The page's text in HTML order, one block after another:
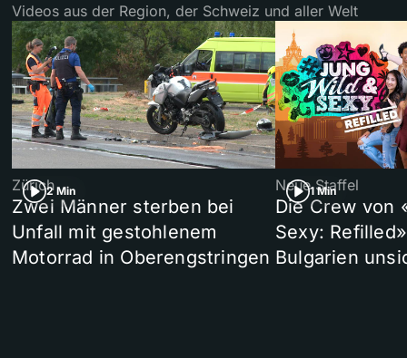
Videos aus der Region, der Schweiz und aller Welt
2 Min
Zürich
Zwei Männer sterben bei
Unfall mit gestohlenem
Motorrad in Oberengstringen
1 Min
Neue Staffel
Die Crew von
Sexy:
Bulgarien